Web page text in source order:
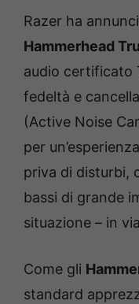
Razer ha
Hammerhead
audio certificato
fedeltà e
(Active Noise
per
priva di disturbi,
bassi di grande
situazione – in
Come gli
standard